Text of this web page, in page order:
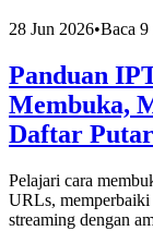
28 Jun 2026•Baca 9
Panduan
Membuka,
Daftar
Pelajari cara
URLs,
streaming dengan